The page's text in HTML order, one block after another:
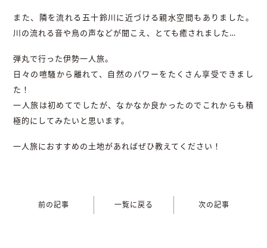
また、隣を流れる五十鈴川に近づける親水空間もありました。
川の流れる音や鳥の声などが聞こえ、とても癒されました…
弾丸で行った伊勢一人旅。
日々の喧騒から離れて、自然のパワーをたくさん享受できまし
た！
一人旅は初めてでしたが、なかなか良かったのでこれからも積
極的にしてみたいと思います。
一人旅におすすめの土地があればぜひ教えてください！
前の記事 一覧に戻る 次の記事